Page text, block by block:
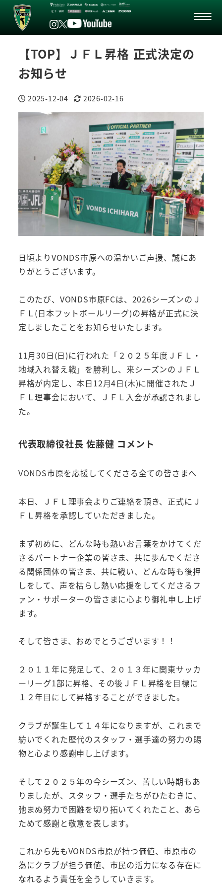
【TOP】ＪＦＬ昇格 正式決定の
お知らせ
投稿日
2025-12-04
更新日
2026-02-16
日頃よりVONDS市原への温かいご声援、誠にあ
りがとうございます。
このたび、VONDS市原FCは、2026シーズンのＪ
ＦＬ(日本フットボールリーグ)の昇格が正式に決
定しましたことをお知らせいたします。
11月30日(日)に行われた「２０２５年度ＪＦＬ・
地域入れ替え戦」を勝利し、来シーズンのＪＦＬ
昇格が内定し、本日12月4日(木)に開催されたＪ
ＦＬ理事会において、ＪＦＬ入会が承認されまし
た。
代表取締役社長 佐藤健 コメント
VONDS市原を応援してくださる全ての皆さまへ
本日、ＪＦＬ理事会よりご連絡を頂き、正式にＪ
ＦＬ昇格を承認していただきました。
まず初めに、どんな時も熱いお言葉をかけてくだ
さるパートナー企業の皆さま、共に歩んでくださ
る関係団体の皆さま、共に戦い、どんな時も後押
しをして、声を枯らし熱い応援をしてくださるフ
ァン・サポーターの皆さまに心より御礼申し上げ
ます。
そして皆さま、おめでとうございます！！
２０１１年に発足して、２０１３年に関東サッカ
ーリーグ1部に昇格、その後ＪＦＬ昇格を目標に
１２年目にして昇格することができました。
クラブが誕生して１４年になりますが、これまで
紡いでくれた歴代のスタッフ・選手達の努力の賜
物と心より感謝申し上げます。
そして２０２５年の今シーズン、苦しい時期もあ
りましたが、スタッフ・選手たちがひたむきに、
弛まぬ努力で困難を切り拓いてくれたこと、あら
ためて感謝と敬意を表します。
これから先もVONDS市原が持つ価値、市原市の
為にクラブが担う価値、市民の活力になる存在に
なれるよう責任を全うしていきます。